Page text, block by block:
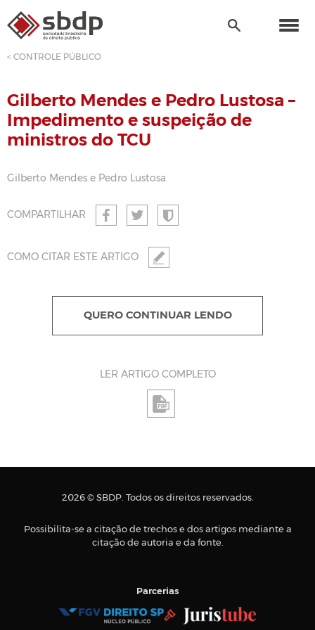
< CONTROLE PÚBLICO
Gilberto Mendes e Pedro Lustosa –
Impedimento e suspeição de
ministros do TCU
COMPARTILHAR
Gilberto Mendes e Pedro Lustosa
QUERO CONTINUAR LENDO
LER ARTIGO COMPLETO
COMO CITAR ESTE ARTIGO
2026 © SBDP. Todos os direitos reservados.
Possibilita-se a citação de trechos e dos artigos mediante a
citação de autoria e da fonte.
Parcerias